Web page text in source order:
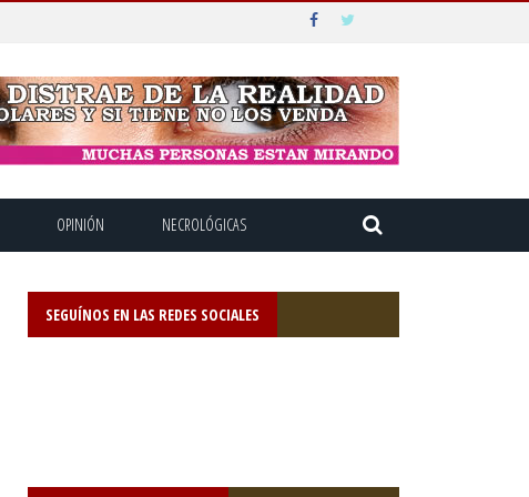
OPINIÓN NECROLÓGICAS
SEGUÍNOS EN LAS REDES SOCIALES